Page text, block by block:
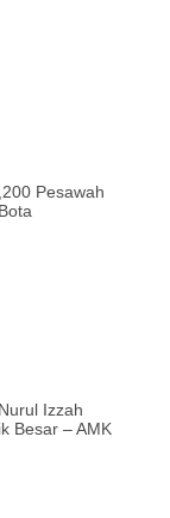
Pesawah
Izzah
Besar – AMK